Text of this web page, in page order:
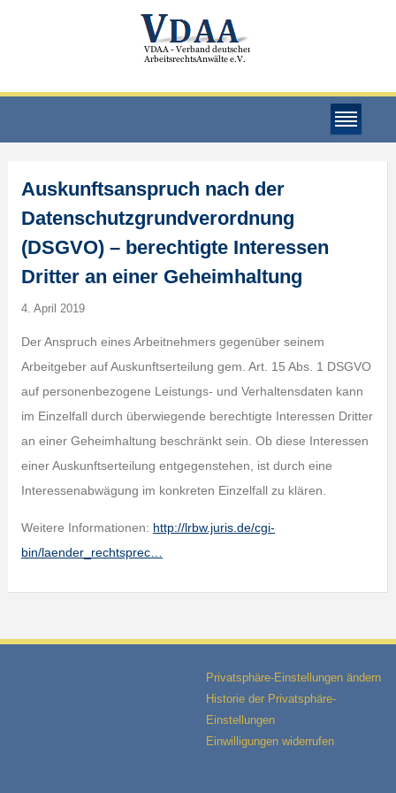
Auskunftsanspruch nach der
Datenschutzgrundverordnung
(DSGVO) – berechtigte Interessen
Dritter an einer Geheimhaltung
4. April 2019
Der Anspruch eines Arbeitnehmers gegenüber seinem
Arbeitgeber auf Auskunftserteilung gem. Art. 15 Abs. 1 DSGVO
auf personenbezogene Leistungs- und Verhaltensdaten kann
im Einzelfall durch überwiegende berechtigte Interessen Dritter
an einer Geheimhaltung beschränkt sein. Ob diese Interessen
einer Auskunftserteilung entgegenstehen, ist durch eine
Interessenabwägung im konkreten Einzelfall zu klären.
Weitere Informationen: http://lrbw.juris.de/cgi-
bin/laender_rechtsprec…
Privatsphäre-Einstellungen ändern
Historie der Privatsphäre-
Einstellungen
Einwilligungen widerrufen